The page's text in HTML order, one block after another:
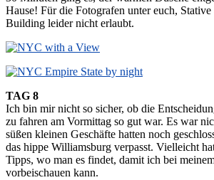
Hause! Für die Fotografen unter euch,
Building leider nicht erlaubt.
TAG 8
Ich bin mir nicht so sicher, ob die
zu fahren am Vormittag so gut war. Es war
süßen kleinen Geschäfte hatten noch
das hippe Williamsburg verpasst. Vielleicht
Tipps, wo man es findet, damit ich bei
vorbeischauen kann.